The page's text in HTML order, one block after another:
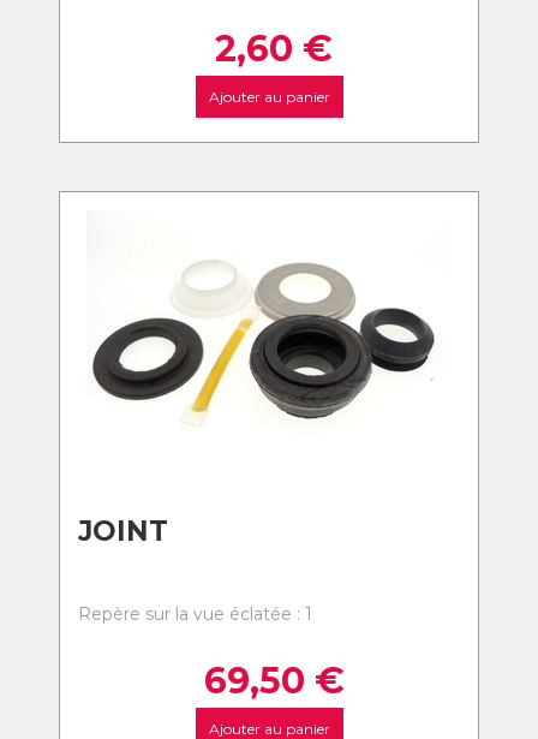
2,60 €
Ajouter au panier
JOINT
Repère sur la vue éclatée : 1
69,50 €
Ajouter au panier